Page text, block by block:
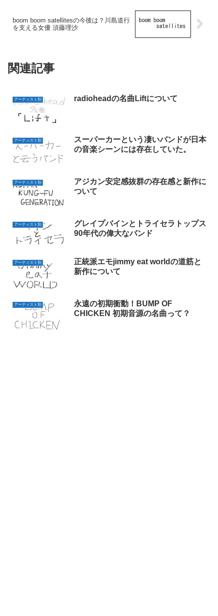
boom boom satellitesの今後は？川島道行
を支える女優 須藤理沙
関連記事
アーティスト別 radioheadの名曲Liftについて
アーティスト別
スーパーカーという凄いバンドが日本
の音楽シーンには存在していた。
アーティスト別
アジカン安定感抜群の存在感と新作に
ついて
アーティスト別
グレイプバインとトライセラトップス
90年代の偉大なバンド
アーティスト別
正統派エモjimmy eat worldの道筋と
新作について
アーティスト別
永遠の初期衝動！BUMP OF
CHICKEN 初期音源の名曲って？